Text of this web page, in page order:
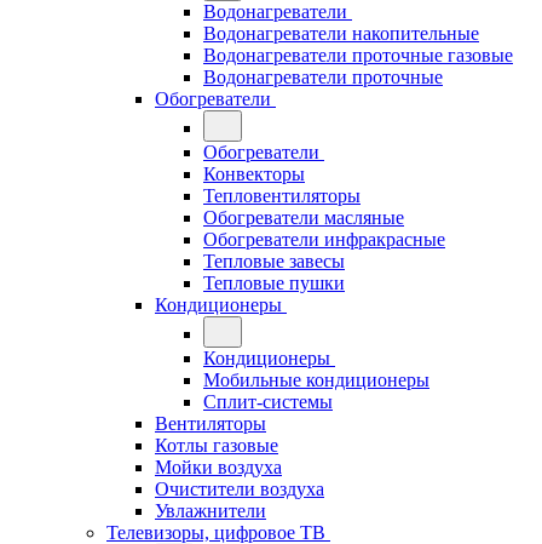
Водонагреватели
Водонагреватели накопительные
Водонагреватели проточные газовые
Водонагреватели проточные
Обогреватели
Обогреватели
Конвекторы
Тепловентиляторы
Обогреватели масляные
Обогреватели инфракрасные
Тепловые завесы
Тепловые пушки
Кондиционеры
Кондиционеры
Мобильные кондиционеры
Сплит-системы
Вентиляторы
Котлы газовые
Мойки воздуха
Очистители воздуха
Увлажнители
Телевизоры, цифровое ТВ